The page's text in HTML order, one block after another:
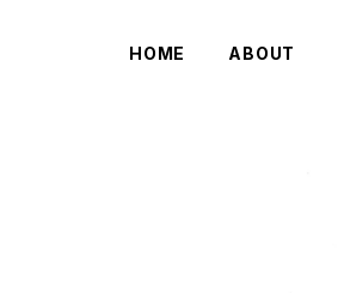
HOME ABOUT